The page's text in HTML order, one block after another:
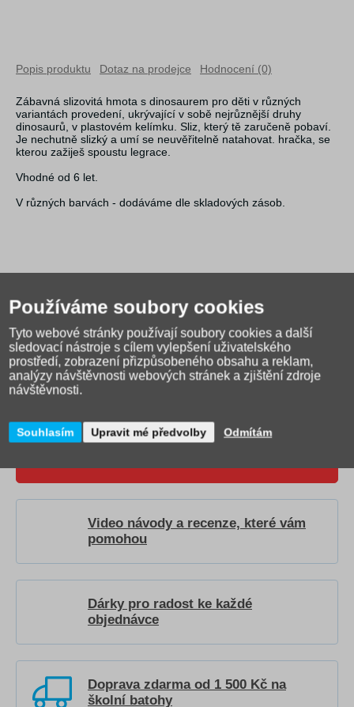
Popis produktu Dotaz na prodejce Hodnocení (0)
Zábavná slizovitá hmota s dinosaurem pro děti v různých
variantách provedení, ukrývající v sobě nejrůznější druhy
dinosaurů, v plastovém kelímku. Sliz, který tě zaručeně pobaví.
Je nechutně slizký a umí se neuvěřitelně natahovat. hračka, se
kterou zažiješ spoustu legrace.
Vhodné od 6 let.
V různých barvách - dodáváme dle skladových zásob.
Jak správně vybrat školní
tašku?Přečtěte si našeho
Video návody a recenze, které vám
pomohou
Dárky pro radost ke každé
objednávce
Doprava zdarma od 1 500 Kč na
školní batohy
Používáme soubory cookies
Tyto webové stránky používají soubory cookies a další
sledovací nástroje s cílem vylepšení uživatelského
prostředí, zobrazení přizpůsobeného obsahu a reklam,
analýzy návštěvnosti webových stránek a zjištění zdroje
návštěvnosti.
Souhlasím Upravit mé předvolby Odmítám